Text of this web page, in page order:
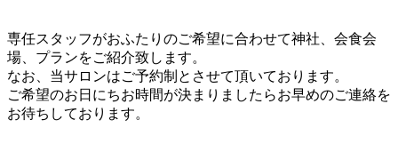
専任スタッフがおふたりのご希望に合わせて神社、会食会
場、プランをご紹介致します。
なお、当サロンはご予約制とさせて頂いております。
ご希望のお日にちお時間が決まりましたらお早めのご連絡を
お待ちしております。